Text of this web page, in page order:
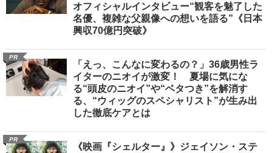
オフィシャルインタビュー“観客を魅了した
名優、複雑な父親像への想いを語る”《日本
興収70億円突破》
PR
「えっ、こんなに変わるの？」36歳男性ラ
イターのニオイが激変！ 夏場に気にな
る“頭皮のニオイ”や“ベタつき”を解消す
る、“ウィッグのスペシャリスト”が生み出
した徹底ケアとは
PR
《映画『シェルター』》ジェイソン・ステ